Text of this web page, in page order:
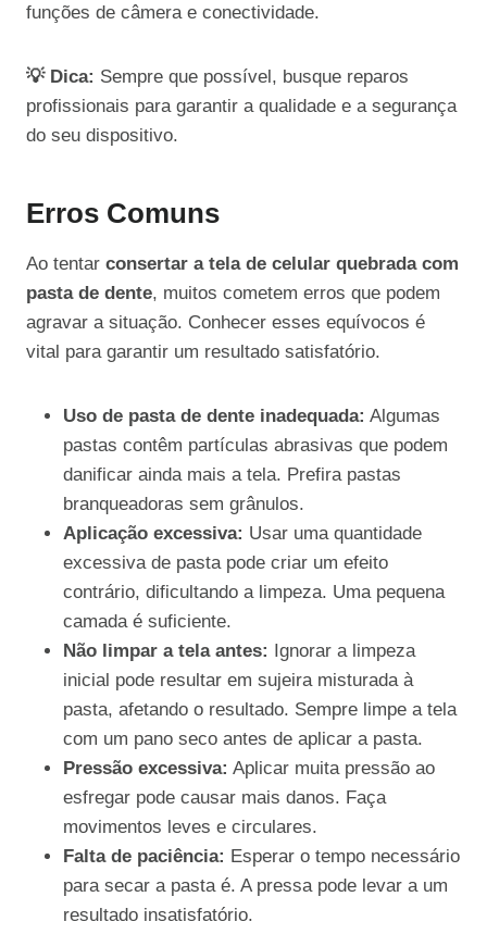
funções de câmera e conectividade.
💡 Dica: Sempre que possível, busque reparos
profissionais para garantir a qualidade e a segurança
do seu dispositivo.
Erros Comuns
Ao tentar consertar a tela de celular quebrada com
pasta de dente, muitos cometem erros que podem
agravar a situação. Conhecer esses equívocos é
vital para garantir um resultado satisfatório.
Uso de pasta de dente inadequada: Algumas
pastas contêm partículas abrasivas que podem
danificar ainda mais a tela. Prefira pastas
branqueadoras sem grânulos.
Aplicação excessiva: Usar uma quantidade
excessiva de pasta pode criar um efeito
contrário, dificultando a limpeza. Uma pequena
camada é suficiente.
Não limpar a tela antes: Ignorar a limpeza
inicial pode resultar em sujeira misturada à
pasta, afetando o resultado. Sempre limpe a tela
com um pano seco antes de aplicar a pasta.
Pressão excessiva: Aplicar muita pressão ao
esfregar pode causar mais danos. Faça
movimentos leves e circulares.
Falta de paciência: Esperar o tempo necessário
para secar a pasta é. A pressa pode levar a um
resultado insatisfatório.